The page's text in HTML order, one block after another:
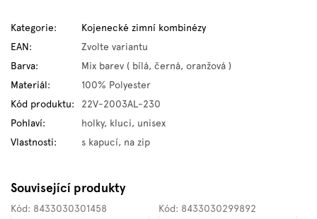
Kategorie:
Kojenecké zimní kombinézy
EAN:
Zvolte variantu
Barva:
Mix barev ( bílá, černá, oranžová )
Materiál:
100% Polyester
Kód produktu:
22V-2003AL-230
Pohlaví:
holky, kluci, unisex
Vlastnosti: s kapucí, na zip
Související produkty
Kód: 8433030301458 Kód: 8433030299892